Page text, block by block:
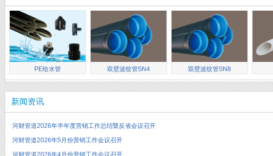
PE给水管 双壁波纹管SN4 双壁波纹管SN8
新闻资讯
河财管道2026年半年度营销工作总结暨反省会议召开
河财管道2026年5月份营销工作会议召开
河财管道2026年4月份营销工作会议召开